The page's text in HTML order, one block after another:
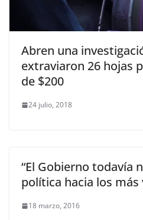
Abren una
extraviaron 26 hojas
de $200
24 julio, 2018
“El Gobierno todavía
política hacia los más
18 marzo, 2016